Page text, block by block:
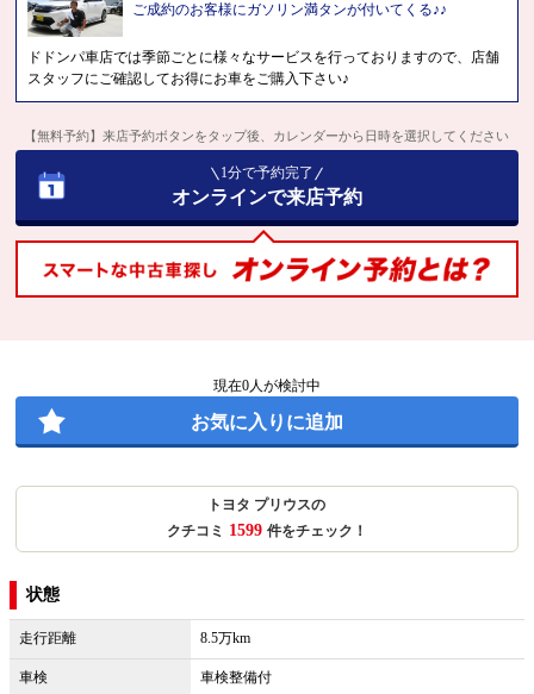
ご成約のお客様にガソリン満タンが付いてくる♪♪
ドドンパ車店では季節ごとに様々なサービスを行っておりますので、店舗
スタッフにご確認してお得にお車をご購入下さい♪
【無料予約】来店予約ボタンをタップ後、カレンダーから日時を選択してください
1分で予約完了
オンラインで来店予約
現在0人が検討中
お気に入りに追加
トヨタ プリウスの
クチコミ 1599 件をチェック！
状態
走行距離 8.5万km
車検 車検整備付